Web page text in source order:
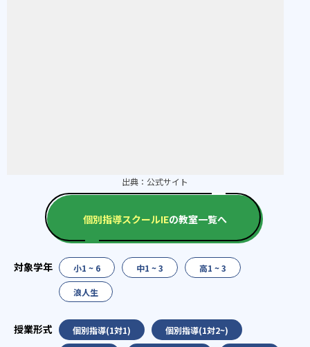
出典： 公式サイト
個別指導スクールIEの教室一覧へ
小1 ~ 6 中1 ~ 3 高1 ~ 3
浪人生
個別指導(1対1) 個別指導(1対2~)